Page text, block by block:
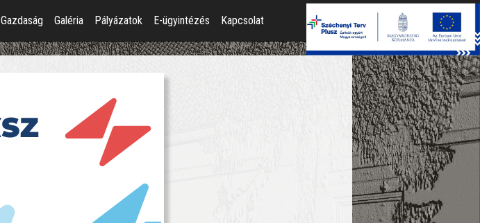
Gazdaság Galéria Pályázatok E-ügyintézés Kapcsolat